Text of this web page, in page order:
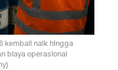
kembali naik hingga
biaya operasional